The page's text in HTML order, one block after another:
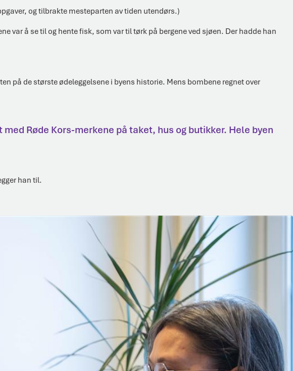
og tilbrakte mesteparten av tiden utendørs.)
var å se til og hente fisk, som var til tørk på bergene ved sjøen. Der hadde han
på de største ødeleggelsene i byens historie. Mens bombene regnet over
Røde Kors-merkene på taket, hus og butikker. Hele byen
han til.